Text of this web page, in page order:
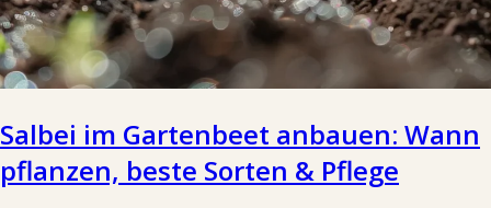
Salbei im Gartenbeet anbauen: Wann
pflanzen, beste Sorten & Pflege